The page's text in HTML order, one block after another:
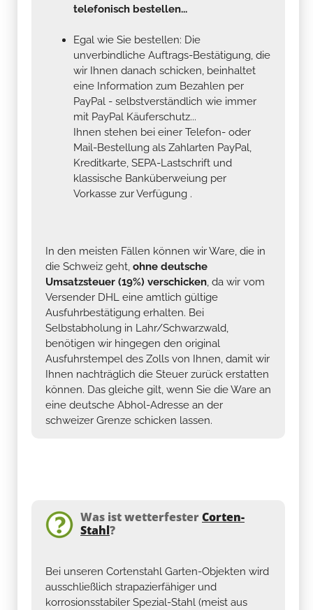
telefonisch bestellen...
Egal wie Sie bestellen: Die
unverbindliche Auftrags-Bestätigung, die
wir Ihnen danach schicken, beinhaltet
eine Information zum Bezahlen per
PayPal - selbstverständlich wie immer
mit PayPal Käuferschutz...
Ihnen stehen bei einer Telefon- oder
Mail-Bestellung als Zahlarten PayPal,
Kreditkarte, SEPA-Lastschrift und
klassische Banküberweiung per
Vorkasse zur Verfügung .
In den meisten Fällen können wir Ware, die in
die Schweiz geht, ohne deutsche
Umsatzsteuer (19%) verschicken, da wir vom
Versender DHL eine amtlich gültige
Ausfuhrbestätigung erhalten. Bei
Selbstabholung in Lahr/Schwarzwald,
benötigen wir hingegen den original
Ausfuhrstempel des Zolls von Ihnen, damit wir
Ihnen nachträglich die Steuer zurück erstatten
können. Das gleiche gilt, wenn Sie die Ware an
eine deutsche Abhol-Adresse an der
schweizer Grenze schicken lassen.
Was ist wetterfesterCorten-
Stahl?
Bei unseren Cortenstahl Garten-Objekten wird
ausschließlich strapazierfähiger und
korrosionsstabiler Spezial-Stahl (meist aus